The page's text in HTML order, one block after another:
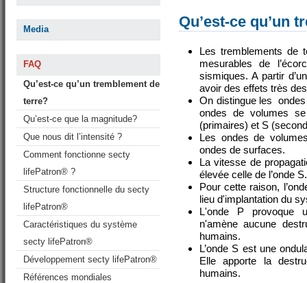
Media
FAQ
Qu’est-ce qu’un tremblement de
terre?
Qu’est-ce que la magnitude?
Que nous dit l’intensité ?
Comment fonctionne secty
lifePatron® ?
Structure fonctionnelle du secty
lifePatron®
Caractéristiques du système
secty lifePatron®
Développement secty lifePatron®
Références mondiales
Qu’est-ce qu’un
Les tremblements de
mesurables de
sismiques. A partir
avoir des effets très
On distingue les
ondes de volumes
(primaires) et S
Les ondes de
ondes de surfaces.
La vitesse de
élevée celle de l’onde S.
Pour cette raison,
lieu d'implantation du
L'onde P provoque
n'amène aucune
humains.
L’onde S est une
Elle apporte la
humains.